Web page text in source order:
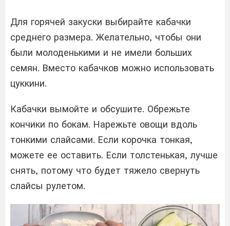
Для горячей закуски выбирайте кабачки
среднего размера. Желательно, чтобы они
были молоденькими и не имели больших
семян. Вместо кабачков можно использовать
цуккини.
Кабачки вымойте и обсушите. Обрежьте
кончики по бокам. Нарежьте овощи вдоль
тонкими слайсами. Если корочка тонкая,
можете ее оставить. Если толстенькая, лучше
снять, потому что будет тяжело свернуть
слайсы рулетом.